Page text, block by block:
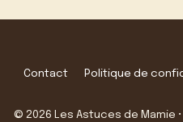
Contact Politique de
© 2026 Les Astuces de Mamie